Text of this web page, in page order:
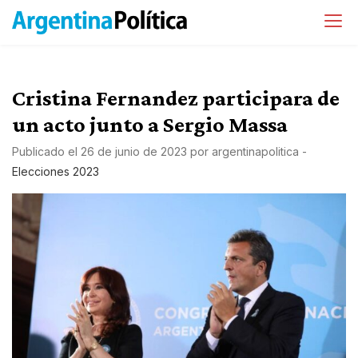
Cristina Fernandez participara de
un acto junto a Sergio Massa
Publicado el 26 de junio de 2023 por argentinapolitica -
Elecciones 2023